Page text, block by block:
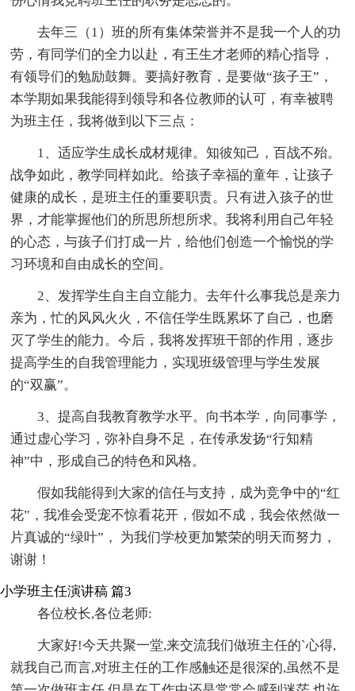
去年三（1）班的所有集体荣誉并不是我一个人的功
劳，有同学们的全力以赴，有王生才老师的精心指导，
有领导们的勉励鼓舞。要搞好教育，是要做“孩子王”，
本学期如果我能得到领导和各位教师的认可，有幸被聘
为班主任，我将做到以下三点：
1、适应学生成长成材规律。知彼知己，百战不殆。
战争如此，教学同样如此。给孩子幸福的童年，让孩子
健康的成长，是班主任的重要职责。只有进入孩子的世
界，才能掌握他们的所思所想所求。我将利用自己年轻
的心态，与孩子们打成一片，给他们创造一个愉悦的学
习环境和自由成长的空间。
2、发挥学生自主自立能力。去年什么事我总是亲力
亲为，忙的风风火火，不信任学生既累坏了自己，也磨
灭了学生的能力。今后，我将发挥班干部的作用，逐步
提高学生的自我管理能力，实现班级管理与学生发展
的“双赢”。
3、提高自我教育教学水平。向书本学，向同事学，
通过虚心学习，弥补自身不足，在传承发扬“行知精
神”中，形成自己的特色和风格。
假如我能得到大家的信任与支持，成为竞争中的“红
花”，我准会受宠不惊看花开，假如不成，我会依然做一
片真诚的“绿叶”， 为我们学校更加繁荣的明天而努力，
谢谢！
小学班主任演讲稿 篇3
各位校长,各位老师:
大家好!今天共聚一堂,来交流我们做班主任的`心得,
就我自己而言,对班主任的工作感触还是很深的,虽然不是